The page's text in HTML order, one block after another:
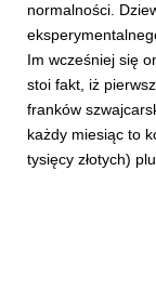
normalności.
Im wcześniej się
stoi fakt, iż
franków
każdy miesiąc to
tysięcy złotych)